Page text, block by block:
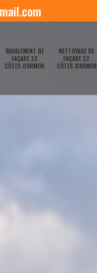
RAVALEMENT DE
FAÇADE 22
CÔTES-D'ARMOR
NETTOYAGE DE
FAÇADE 22
CÔTES-D'ARMOR